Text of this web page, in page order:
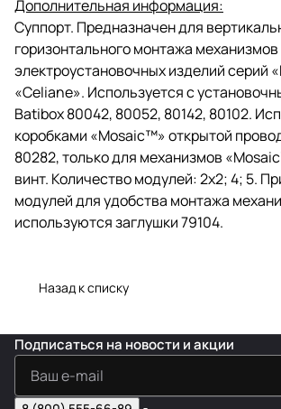
Дополнительная информация:
Суппорт. Предназначен для
горизонтального монтажа механизмов
электроустановочных изделий серий
«Celiane». Используется с
Batibox 80042, 80052, 80142, 80102.
коробками «Mosaic™» открытой
80282, только для механизмов
винт. Количество модулей: 2х2; 4; 5.
модулей для удобства монтажа
используются заглушки 79104.
Назад к списку
Подписаться на новости и акции